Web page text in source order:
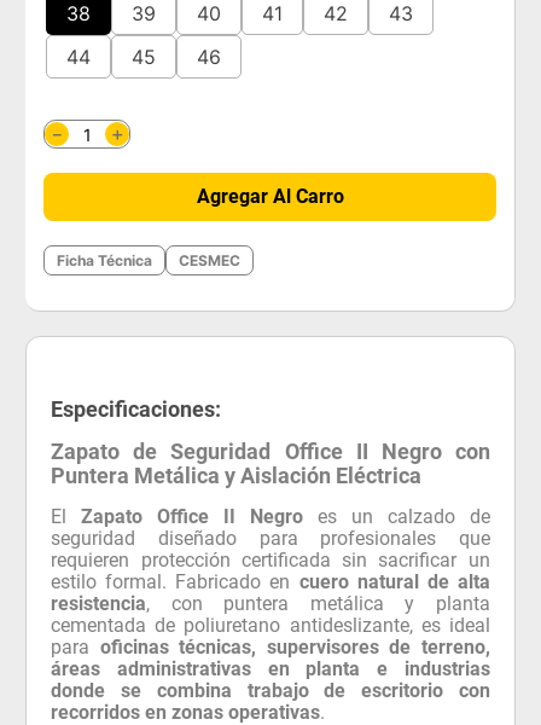
38 39 40 41 42
43
44
45 46
＋
－
Agregar Al Carro
Ficha Técnica CESMEC
Especificaciones:
Zapato de Seguridad Office II Negro con
Puntera Metálica y Aislación Eléctrica
ElZapato Office II Negro es un calzado de
seguridad diseñado para profesionales que
requieren protección certificada sin sacrificar un
estilo formal. Fabricado en cuero natural de alta
resistencia, con puntera metálica y planta
cementada de poliuretano antideslizante, es ideal
para oficinas técnicas, supervisores de terreno,
áreas administrativas en planta e industrias
donde se combina trabajo de escritorio con
recorridos en zonas operativas.